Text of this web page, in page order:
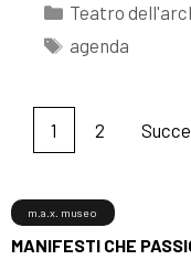
Teatro
agenda
1 2
MANIFESTI CHE
m.a.x. museo